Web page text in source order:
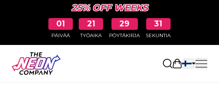
25% OFF WEEKS
01
PÄIVÄÄ
21
TYÖAIKA
29
PÖYTÄKIRJA
31
SEKUNTIA
Avaa
SIVUA EI LÖYDY